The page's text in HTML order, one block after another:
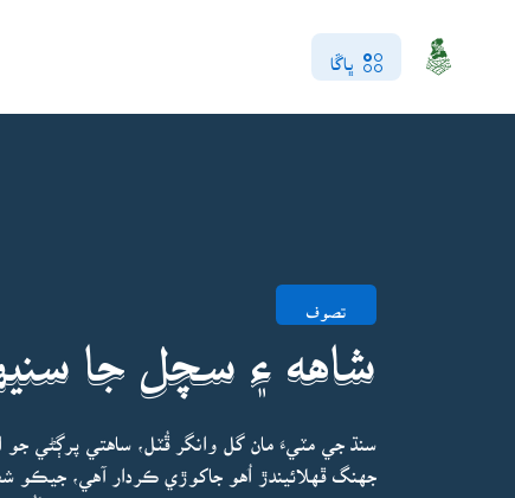
ڀاڱا
شاهه ۽ سچل جا
سنڌ جي مٽيءَ مان گل وانگر ڦُٽل، ساهتي پرڳڻي
جهنگ ڦهلائيندڙ اُهو جاکوڙي ڪردار آهي، جيڪو